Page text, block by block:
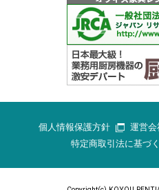
個人情報保護方針 運営会
特定商取引法に基づ